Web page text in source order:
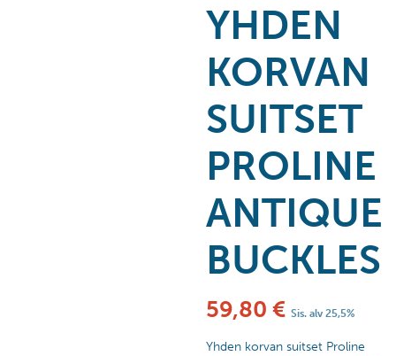
YHDEN
KORVAN
SUITSET
PROLINE
ANTIQUE
BUCKLES
59,80 € Sis. alv 25,5%
Yhden korvan suitset Proline